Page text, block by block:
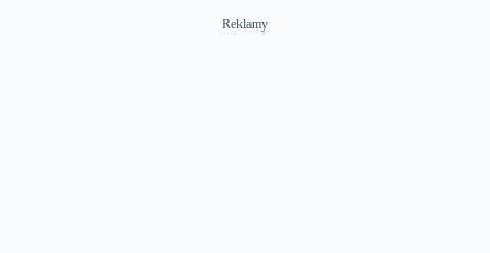
Reklamy